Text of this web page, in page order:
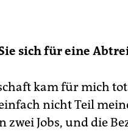
sich für eine
kam für mich
nicht Teil
zwei Jobs, und die